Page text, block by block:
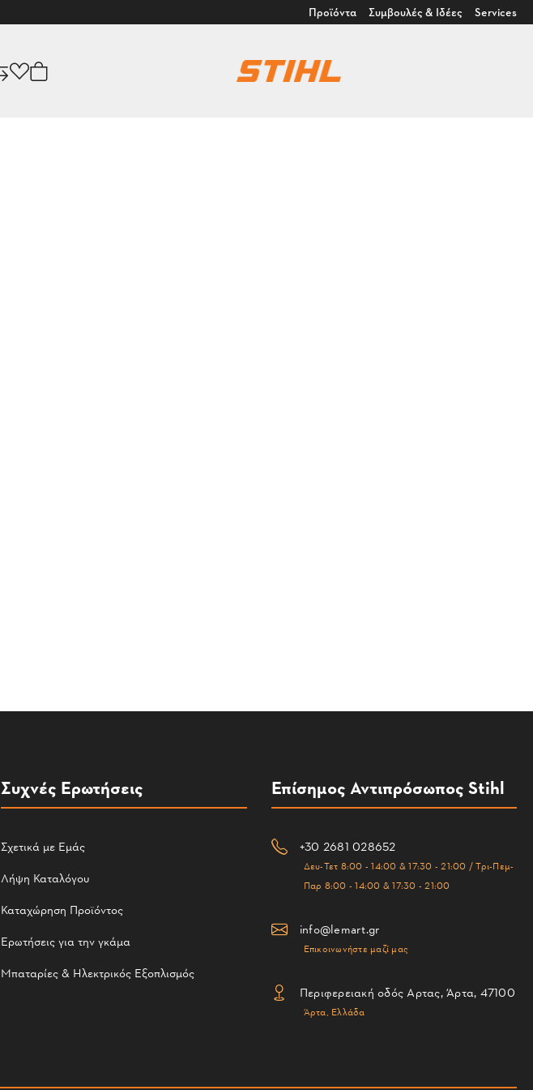
Προϊόντα Συμβουλές & Ιδέες Services
Συχνές Ερωτήσεις
Σχετικά με Εμάς
Λήψη Καταλόγου
Καταχώρηση Προϊόντος
Ερωτήσεις για την γκάμα
Μπαταρίες & Ηλεκτρικός Εξοπλισμός
Επίσημος Αντιπρόσωπος Stihl
+30 2681 028652
Δευ-Τετ 8:00 - 14:00 & 17:30 - 21:00 / Τρι-Πεμ-
Παρ 8:00 - 14:00 & 17:30 - 21:00
info@lemart.gr
Επικοινωνήστε μαζί μας
Περιφερειακή οδός Αρτας, Άρτα, 47100
Άρτα, Ελλάδα